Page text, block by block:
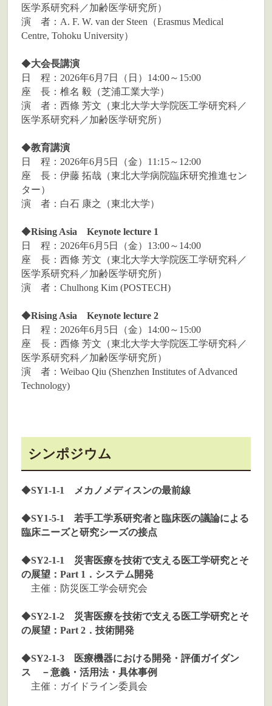
医学系研究科／加齢医学研究所）
演 者：A. F. W. van der Steen（Erasmus Medical
Centre, Tohoku University）
◆大会長講演
日 程：2026年6月7日（日）14:00～15:00
座 長：椎名 毅（芝浦工業大学）
演 者：西條 芳文（東北大学大学院医工学研究科／
医学系研究科／加齢医学研究所）
◆教育講演
日 程：2026年6月5日（金）11:15～12:00
座 長：伊藤 拓哉（東北大学病院臨床研究推進セン
ター）
演 者：白石 康之（東北大学）
◆Rising Asia Keynote lecture 1
日 程：2026年6月5日（金）13:00～14:00
座 長：西條 芳文（東北大学大学院医工学研究科／
医学系研究科／加齢医学研究所）
演 者：Chulhong Kim (POSTECH)
◆Rising Asia Keynote lecture 2
日 程：2026年6月5日（金）14:00～15:00
座 長：西條 芳文（東北大学大学院医工学研究科／
医学系研究科／加齢医学研究所）
演 者：Weibao Qiu (Shenzhen Institutes of Advanced
Technology)
シンポジウム
◆SY1-1-1 メカノメディスンの最前線
◆SY1-5-1 若手工学系研究者と臨床医の議論による
臨床ニーズと研究シーズの接点
◆SY2-1-1 災害医療を技術で支える医工学研究とそ
の展望：Part 1．システム開発
主催：防災医工学会研究会
◆SY2-1-2 災害医療を技術で支える医工学研究とそ
の展望：Part 2．技術開発
◆SY2-1-3 医療機器における開発・評価ガイダン
ス －意義・活用法・具体事例
主催：ガイドライン委員会